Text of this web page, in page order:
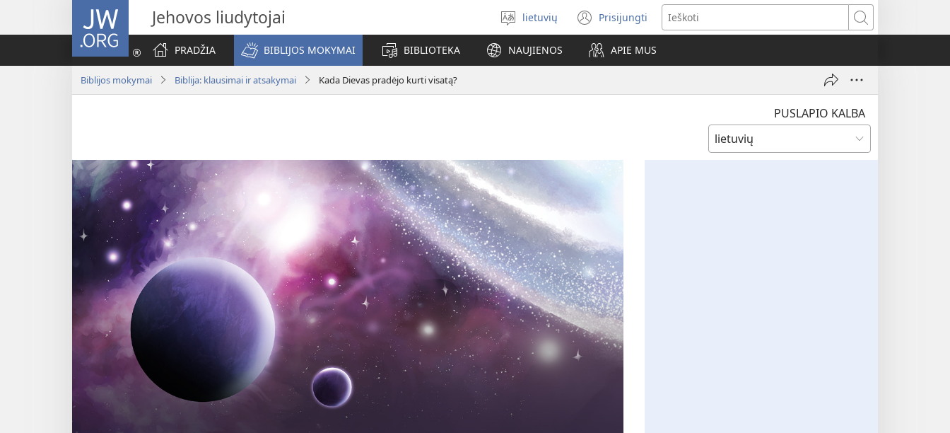
JW.ORG Jehovos liudytojai
Pasirinkite
kalbą
lietuvių Prisijungti
(atsiveria
naujas
langas)
Ieškoti
PRADŽIA
BIBLIJOS MOKYMAI BIBLIOTEKA NAUJIENOS APIE MUS
Biblijos mokymai Biblija: klausimai ir atsakymai Kada Dievas pradėjo kurti visatą?
PUSLAPIO KALBA